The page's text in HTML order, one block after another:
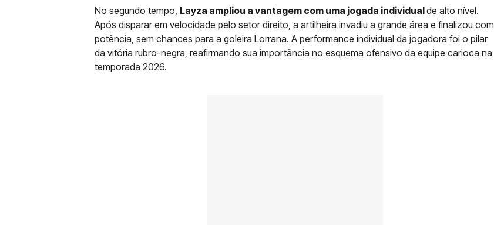
No segundo tempo, Layza ampliou a vantagem com uma jogada individualde alto nível.
Após disparar em velocidade pelo setor direito, a artilheira invadiu a grande área e finalizou com
potência, sem chances para a goleira Lorrana. A performance individual da jogadora foi o pilar
da vitória rubro-negra, reafirmando sua importância no esquema ofensivo da equipe carioca na
temporada 2026.